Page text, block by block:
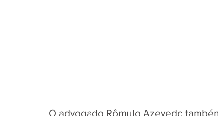
O advogado Rômulo Azevedo